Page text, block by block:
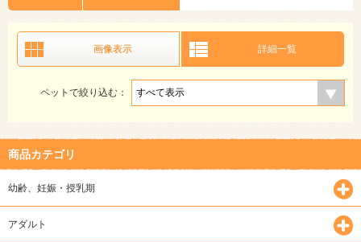
画像表示 詳細一覧
ペットで絞り込む：
商品カテゴリ
幼齢、妊娠・授乳期
アダルト